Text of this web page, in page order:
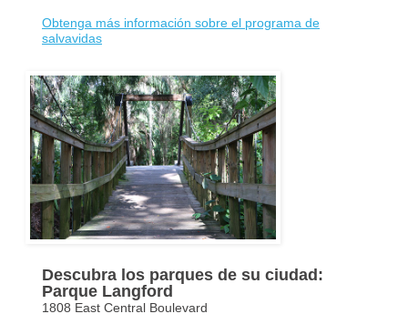
Obtenga más información sobre el programa de
salvavidas
Descubra los parques de su ciudad:
Parque Langford
1808 East Central Boulevard